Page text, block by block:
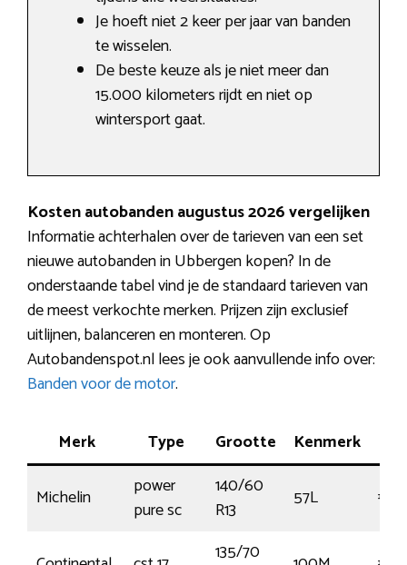
Je hoeft niet 2 keer per jaar van banden
te wisselen.
De beste keuze als je niet meer dan
15.000 kilometers rijdt en niet op
wintersport gaat.
Kosten autobanden augustus 2026 vergelijken
Informatie achterhalen over de tarieven van een set
nieuwe autobanden in Ubbergen kopen? In de
onderstaande tabel vind je de standaard tarieven van
de meest verkochte merken. Prijzen zijn exclusief
uitlijnen, balanceren en monteren. Op
Autobandenspot.nl lees je ook aanvullende info over:
Banden voor de motor.
Merk Type Grootte Kenmerk
Michelin
power
pure sc
140/60
R13
57L €53
135/70